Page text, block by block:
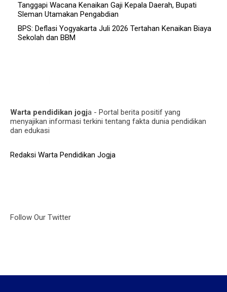
Tanggapi Wacana Kenaikan Gaji Kepala Daerah, Bupati
Sleman Utamakan Pengabdian
BPS: Deflasi Yogyakarta Juli 2026 Tertahan Kenaikan Biaya
Sekolah dan BBM
Warta pendidikan jogja - Portal berita positif yang
menyajikan informasi terkini tentang fakta dunia pendidikan
dan edukasi
Redaksi Warta Pendidikan Jogja
Follow Our Twitter